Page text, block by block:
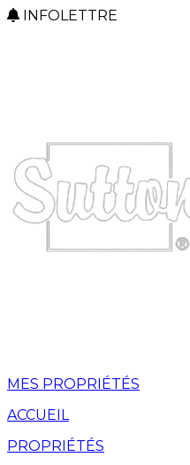
INFOLETTRE
MES PROPRIÉTÉS
ACCUEIL
PROPRIÉTÉS